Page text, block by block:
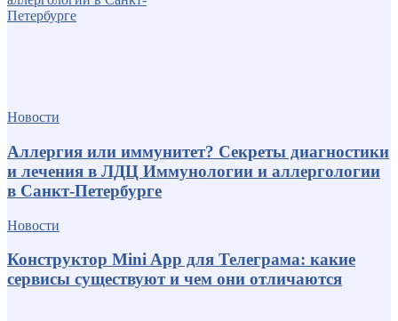
Новости
Аллергия или иммунитет? Секреты диагностики
и лечения в ЛДЦ Иммунологии и аллергологии
в Санкт-Петербурге
Новости
Конструктор Mini App для Телеграма: какие
сервисы существуют и чем они отличаются